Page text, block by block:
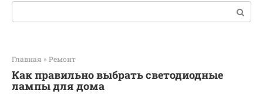
Поиск:
Главная » Ремонт
Как правильно выбрать светодиодные
лампы для дома